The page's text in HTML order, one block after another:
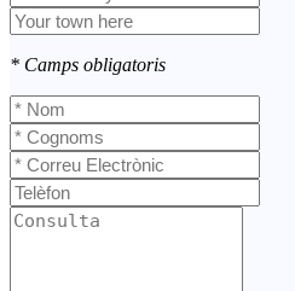
* Camps obligatoris